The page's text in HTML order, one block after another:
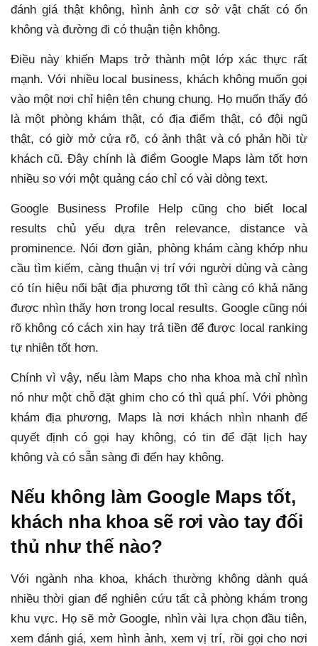
đánh giá thật không, hình ảnh cơ sở vật chất có ổn
không và đường đi có thuận tiện không.
Điều này khiến Maps trở thành một lớp xác thực rất
mạnh. Với nhiều local business, khách không muốn gọi
vào một nơi chỉ hiện tên chung chung. Họ muốn thấy đó
là một phòng khám thật, có địa điểm thật, có đội ngũ
thật, có giờ mở cửa rõ, có ảnh thật và có phản hồi từ
khách cũ. Đây chính là điểm Google Maps làm tốt hơn
nhiều so với một quảng cáo chỉ có vài dòng text.
Google Business Profile Help cũng cho biết local
results chủ yếu dựa trên relevance, distance và
prominence. Nói đơn giản, phòng khám càng khớp nhu
cầu tìm kiếm, càng thuận vị trí với người dùng và càng
có tín hiệu nổi bật địa phương tốt thì càng có khả năng
được nhìn thấy hơn trong local results. Google cũng nói
rõ không có cách xin hay trả tiền để được local ranking
tự nhiên tốt hơn.
Chính vì vậy, nếu làm Maps cho nha khoa mà chỉ nhìn
nó như một chỗ đặt ghim cho có thì quá phí. Với phòng
khám địa phương, Maps là nơi khách nhìn nhanh để
quyết định có gọi hay không, có tin để đặt lịch hay
không và có sẵn sàng đi đến hay không.
Nếu không làm Google Maps tốt,
khách nha khoa sẽ rơi vào tay đối
thủ như thế nào?
Với ngành nha khoa, khách thường không dành quá
nhiều thời gian để nghiên cứu tất cả phòng khám trong
khu vực. Họ sẽ mở Google, nhìn vài lựa chọn đầu tiên,
xem đánh giá, xem hình ảnh, xem vị trí, rồi gọi cho nơi